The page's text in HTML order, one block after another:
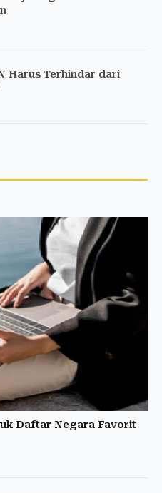
Harus Terhindar dari
Daftar Negara Favorit